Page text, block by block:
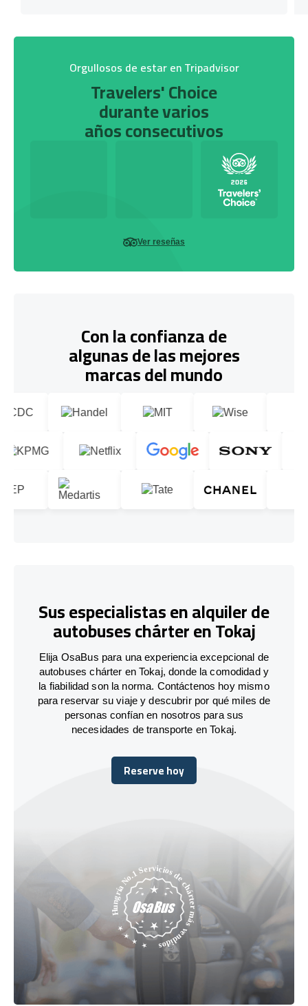
Orgullosos de estar en Tripadvisor
Travelers' Choice
durante varios
años consecutivos
Ver reseñas
Con la confianza de
algunas de las mejores
marcas del mundo
Sus especialistas en alquiler de
autobuses chárter en Tokaj
Elija OsaBus para una experiencia excepcional de
autobuses chárter en Tokaj, donde la comodidad y
la fiabilidad son la norma. Contáctenos hoy mismo
para reservar su viaje y descubrir por qué miles de
personas confían en nosotros para sus
necesidades de transporte en Tokaj.
Reserve hoy
Reserve hoy